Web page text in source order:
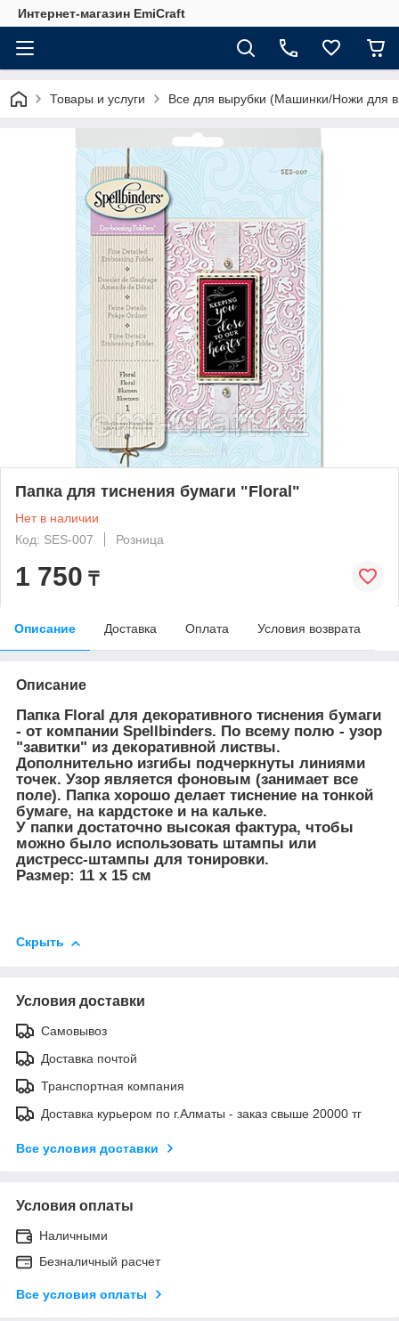
Интернет-магазин EmiCraft
Товары и услуги Все для вырубки (Машинки/Ножи для
Папка для тиснения бумаги "Floral"
Нет в наличии
Код: SES-007
Розница
1 750 ₸
Описание Доставка Оплата Условия возврата
Описание
Папка Floral для декоративного тиснения бумаги
- от компании Spellbinders. По всему полю - узор
"завитки" из декоративной листвы.
Дополнительно изгибы подчеркнуты линиями
точек. Узор является фоновым (занимает все
поле). Папка хорошо делает тиснение на тонкой
бумаге, на кардстоке и на кальке.
У папки достаточно высокая фактура, чтобы
можно было использовать штампы или
дистресс-штампы для тонировки.
Размер: 11 х 15 см
Скрыть
Условия доставки
Самовывоз
Доставка почтой
Транспортная компания
Доставка курьером по г.Алматы - заказ свыше 20000 тг
Все условия доставки
Условия оплаты
Наличными
Безналичный расчет
Все условия оплаты